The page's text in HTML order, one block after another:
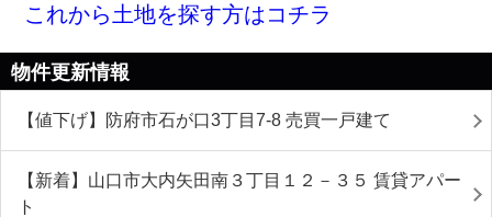
これから土地を探す方はコチラ
物件更新情報
【値下げ】防府市石が口3丁目7-8 売買一戸建て
【新着】山口市大内矢田南３丁目１２－３５ 賃貸アパー
ト